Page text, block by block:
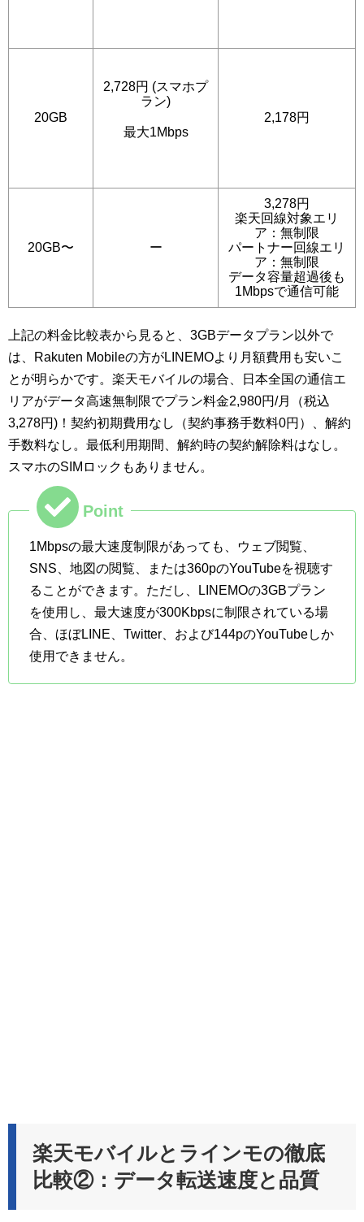
20GB
2,728円 (スマホプ
ラン)
最大1Mbps
2,178円
20GB〜 ー
3,278円
楽天回線対象エリ
ア：無制限
パートナー回線エリ
ア：無制限
データ容量超過後も
1Mbpsで通信可能
上記の料金比較表から見ると、3GBデータプラン以外で
は、Rakuten Mobileの方がLINEMOより月額費用も安いこ
とが明らかです。楽天モバイルの場合、日本全国の通信エ
リアがデータ高速無制限でプラン料金2,980円/月（税込
3,278円)！契約初期費用なし（契約事務手数料0円）、解約
手数料なし。最低利用期間、解約時の契約解除料はなし。
スマホのSIMロックもありません。
Point
1Mbpsの最大速度制限があっても、ウェブ閲覧、
SNS、地図の閲覧、または360pのYouTubeを視聴す
ることができます。ただし、LINEMOの3GBプラン
を使用し、最大速度が300Kbpsに制限されている場
合、ほぼLINE、Twitter、および144pのYouTubeしか
使用できません。
楽天モバイルとラインモの徹底
比較②：データ転送速度と品質